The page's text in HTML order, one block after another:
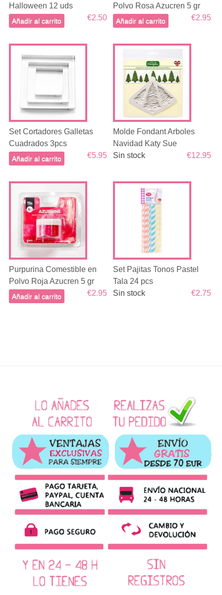
Halloween 12 uds
€2.50
Añadir al carrito
Polvo Rosa Azucren 5 gr
€2.95
Añadir al carrito
Set Cortadores Galletas
Cuadrados 3pcs
€5.95
Añadir al carrito
Molde Fondant Arboles
Navidad Katy Sue
€12.95
Sin stock
Purpurina Comestible en
Polvo Roja Azucren 5 gr
€2.95
Añadir al carrito
Set Pajitas Tonos Pastel
Tala 24 pcs
€2.75
Sin stock